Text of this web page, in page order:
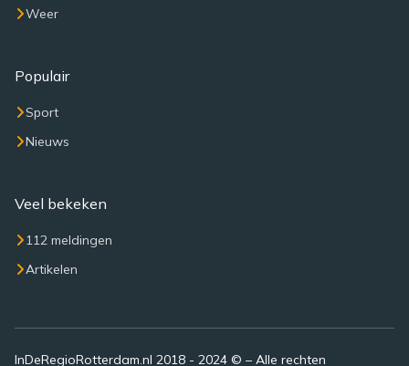
Weer
Populair
Sport
Nieuws
Veel bekeken
112 meldingen
Artikelen
InDeRegioRotterdam.nl 2018 - 2024 © – Alle rechten